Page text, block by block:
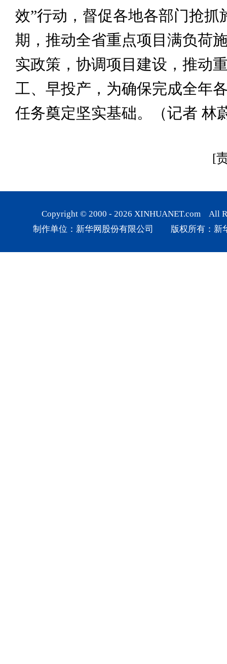
效”行动，督促各地各部门抢抓
期，推动全省重点项目满负荷
实政策，协调项目建设，推动
工、早投产，为确保完成全年
任务奠定坚实基础。（记者 林
[
Copyright © 2000 - 2026 XINHUANET.com All
制作单位：新华网股份有限公司 版权所有：新